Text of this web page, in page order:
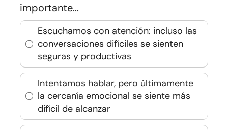
importante...
Escuchamos con atención: incluso las
conversaciones difíciles se sienten
seguras y productivas
Intentamos hablar, pero últimamente
la cercanía emocional se siente más
difícil de alcanzar